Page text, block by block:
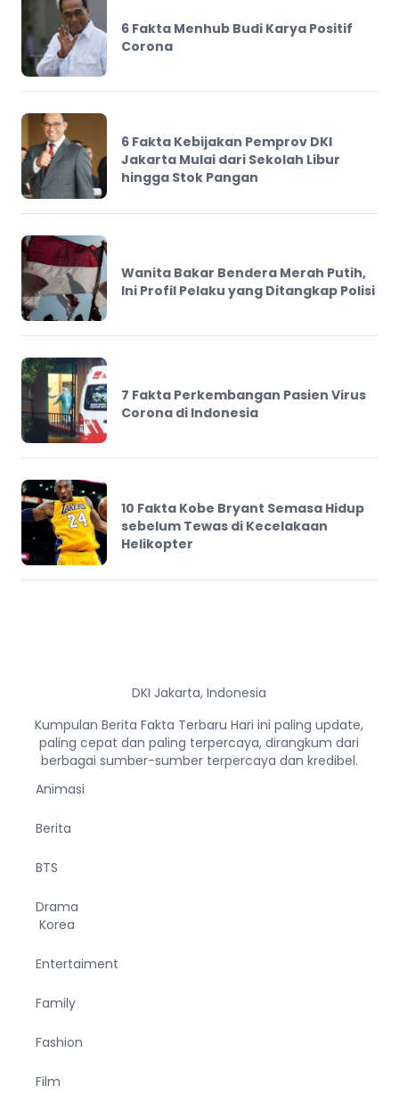
6 Fakta Menhub Budi Karya Positif
Corona
6 Fakta Kebijakan Pemprov DKI
Jakarta Mulai dari Sekolah Libur
hingga Stok Pangan
Wanita Bakar Bendera Merah Putih,
Ini Profil Pelaku yang Ditangkap Polisi
7 Fakta Perkembangan Pasien Virus
Corona di Indonesia
10 Fakta Kobe Bryant Semasa Hidup
sebelum Tewas di Kecelakaan
Helikopter
DKI Jakarta, Indonesia
Kumpulan Berita Fakta Terbaru Hari ini paling update,
paling cepat dan paling terpercaya, dirangkum dari
berbagai sumber-sumber terpercaya dan kredibel.
Animasi
Berita
BTS
Drama
Korea
Entertaiment
Family
Fashion
Film